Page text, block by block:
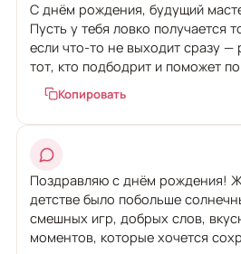
С днём рождения, будущий
Пусть у тебя ловко получается
если что-то не выходит сразу —
тот, кто подбодрит и поможет
Копировать
Поздравляю с днём рождения!
детстве было побольше
смешных игр, добрых слов,
моментов, которые хочется